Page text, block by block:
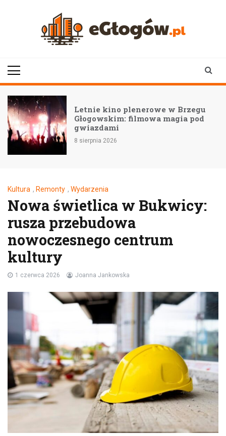
Letnie kino plenerowe w Brzegu
Głogowskim: filmowa magia pod
gwiazdami
8 sierpnia 2026
Kultura , Remonty , Wydarzenia
Nowa świetlica w Bukwicy:
rusza przebudowa
nowoczesnego centrum
kultury
1 czerwca 2026 Joanna Jankowska